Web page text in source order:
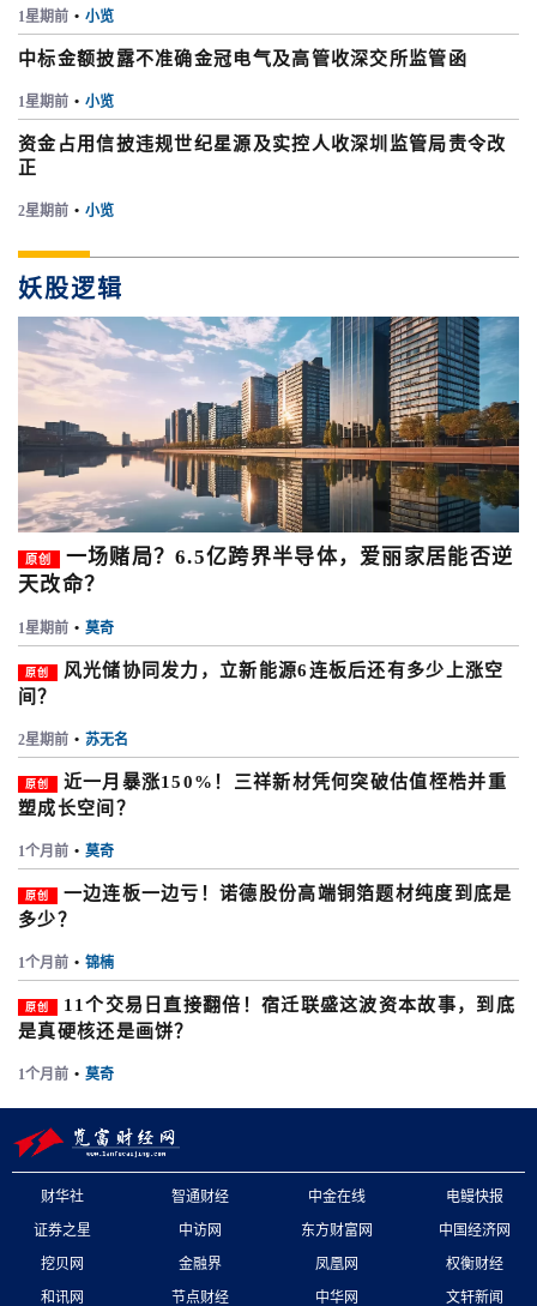
1星期前 • 小览
中标金额披露不准确金冠电气及高管收深交所监管函
1星期前 • 小览
资金占用信披违规世纪星源及实控人收深圳监管局责令改
正
2星期前 • 小览
妖股逻辑
原创
一场赌局？6.5亿跨界半导体，爱丽家居能否逆
天改命？
1星期前 • 莫奇
原创
风光储协同发力，立新能源6连板后还有多少上涨空
间？
2星期前 • 苏无名
原创
近一月暴涨150%！三祥新材凭何突破估值桎梏并重
塑成长空间？
1个月前 • 莫奇
原创
一边连板一边亏！诺德股份高端铜箔题材纯度到底是
多少？
1个月前 • 锦楠
原创
11个交易日直接翻倍！宿迁联盛这波资本故事，到底
是真硬核还是画饼？
1个月前 • 莫奇
财华社 智通财经 中金在线
电鳗快报
证券之星
中访网 东方财富网
中国经济网
挖贝网
金融界 凤凰网
权衡财经
和讯网
节点财经 中华网 文轩新闻